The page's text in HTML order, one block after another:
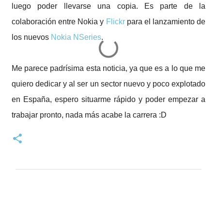
luego poder llevarse una copia. Es parte de la
colaboración entre Nokia y Flickrpara el lanzamiento de
los nuevos Nokia NSeries.
Me parece padrísima esta noticia, ya que es a lo que me
quiero dedicar y al ser un sector nuevo y poco explotado
en España, espero situarme rápido y poder empezar a
trabajar pronto, nada más acabe la carrera :D